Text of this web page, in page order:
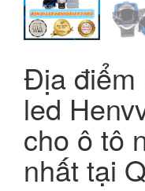
Địa điểm
led
cho ô tô
nhất tại